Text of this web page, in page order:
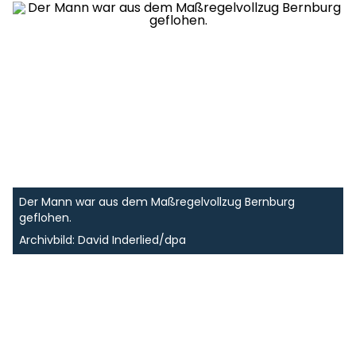
Der Mann war aus dem Maßregelvollzug Bernburg
geflohen.
Archivbild: David Inderlied/dpa